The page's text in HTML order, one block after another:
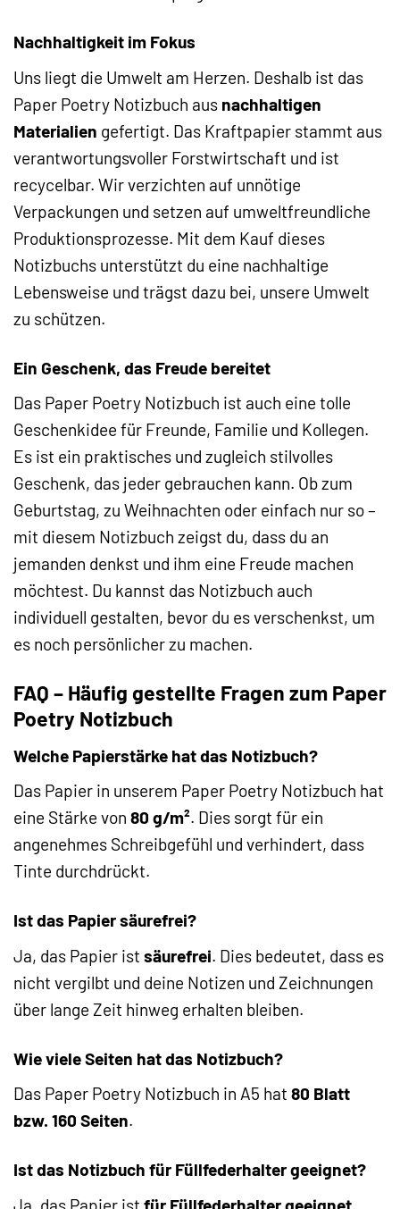
Nachhaltigkeit im Fokus
Uns liegt die Umwelt am Herzen. Deshalb ist das
Paper Poetry Notizbuch aus nachhaltigen
Materialien gefertigt. Das Kraftpapier stammt aus
verantwortungsvoller Forstwirtschaft und ist
recycelbar. Wir verzichten auf unnötige
Verpackungen und setzen auf umweltfreundliche
Produktionsprozesse. Mit dem Kauf dieses
Notizbuchs unterstützt du eine nachhaltige
Lebensweise und trägst dazu bei, unsere Umwelt
zu schützen.
Ein Geschenk, das Freude bereitet
Das Paper Poetry Notizbuch ist auch eine tolle
Geschenkidee für Freunde, Familie und Kollegen.
Es ist ein praktisches und zugleich stilvolles
Geschenk, das jeder gebrauchen kann. Ob zum
Geburtstag, zu Weihnachten oder einfach nur so –
mit diesem Notizbuch zeigst du, dass du an
jemanden denkst und ihm eine Freude machen
möchtest. Du kannst das Notizbuch auch
individuell gestalten, bevor du es verschenkst, um
es noch persönlicher zu machen.
FAQ – Häufig gestellte Fragen zum Paper
Poetry Notizbuch
Welche Papierstärke hat das Notizbuch?
Das Papier in unserem Paper Poetry Notizbuch hat
eine Stärke von 80 g/m². Dies sorgt für ein
angenehmes Schreibgefühl und verhindert, dass
Tinte durchdrückt.
Ist das Papier säurefrei?
Ja, das Papier ist säurefrei. Dies bedeutet, dass es
nicht vergilbt und deine Notizen und Zeichnungen
über lange Zeit hinweg erhalten bleiben.
Wie viele Seiten hat das Notizbuch?
Das Paper Poetry Notizbuch in A5 hat 80 Blatt
bzw. 160 Seiten.
Ist das Notizbuch für Füllfederhalter geeignet?